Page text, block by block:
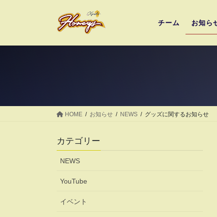
チーム お知ら
HOME お知らせ NEWS グッズに関するお知らせ
カテゴリー
NEWS
YouTube
イベント